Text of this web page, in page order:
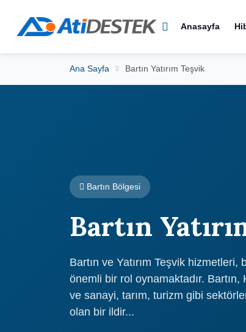
Anasayfa
Ana Sayfa Bartın Yatırım Teşvik
Bartın Bölgesi
Bartın
Bartın ve Yatırım Teşvik
önemli bir rol oynamaktadır.
ve sanayi, tarım, turizm gibi
olan bir ildir...